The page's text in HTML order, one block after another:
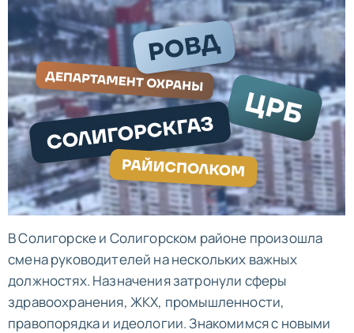
В Солигорске и Солигорском районе произошла
смена руководителей на нескольких важных
должностях. Назначения затронули сферы
здравоохранения, ЖКХ, промышленности,
правопорядка и идеологии. Знакомимся с новыми